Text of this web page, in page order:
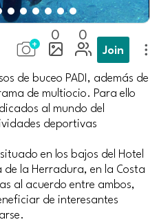
0 0
Join
de buceo PADI, además de
de multiocio. Para ello
al mundo del
deportivas
en los bajos del Hotel
la Herradura, en la Costa
al acuerdo entre ambos,
de interesantes